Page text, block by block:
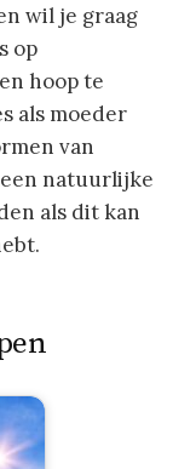
wil je graag
op
hoop te
als moeder
van
natuurlijke
als dit kan